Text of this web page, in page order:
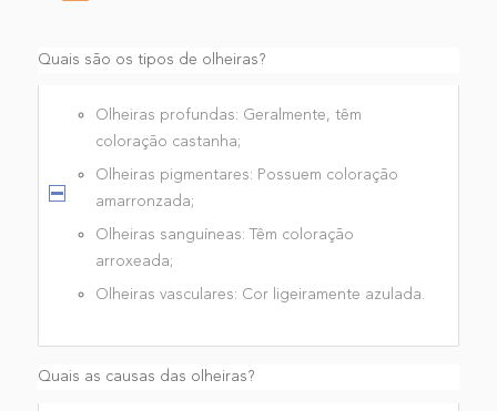
Quais são os tipos de olheiras?
Olheiras profundas: Geralmente, têm
coloração castanha;
Olheiras pigmentares: Possuem coloração
amarronzada;
Olheiras sanguíneas: Têm coloração
arroxeada;
Olheiras vasculares: Cor ligeiramente azulada.
Quais as causas das olheiras?